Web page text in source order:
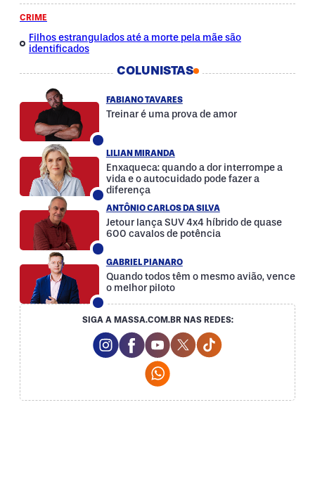
CRIME
Filhos estrangulados até a morte pela mãe são
identificados
COLUNISTAS
FABIANO TAVARES
Treinar é uma prova de amor
LILIAN MIRANDA
Enxaqueca: quando a dor interrompe a
vida e o autocuidado pode fazer a
diferença
ANTÔNIO CARLOS DA SILVA
Jetour lança SUV 4x4 híbrido de quase
600 cavalos de potência
GABRIEL PIANARO
Quando todos têm o mesmo avião, vence
o melhor piloto
SIGA A MASSA.COM.BR NAS REDES:
Instagram Social Media
Facebook Social Media
Youtube Social Media
Twitter Social Media
Tiktok Social